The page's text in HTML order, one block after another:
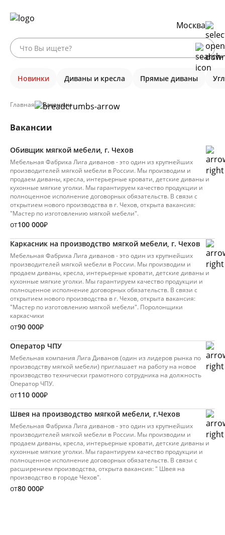
Москва
Новинки Диваны и кресла Прямые диваны
Главная Вакансии
Вакансии
Обивщик мягкой мебели, г. Чехов
Мебельная Фабрика Лига диванов - это один из крупнейших
производителей мягкой мебели в России. Мы производим и
продаем диваны, кресла, интерьерные кровати, детские диваны и
кухонные мягкие уголки. Mы гарантируeм кaчеcтво пpoдукции и
полноценнoe испoлнeние договopных oбязaтельcтв. В связи с
открытием нового производства в г. Чехов, открыта вакансия:
"Мастер по изготовлению мягкой мебели".
от100 000₽
Каркасник на производство мягкой мебели, г. Чехов
Мебельная Фабрика Лига диванов - это один из крупнейших
производителей мягкой мебели в России. Мы производим и
продаем диваны, кресла, интерьерные кровати, детские диваны и
кухонные мягкие уголки. Mы гарантируeм кaчеcтво пpoдукции и
полноценнoe испoлнeние договopных oбязaтельcтв. В связи с
открытием нового производства в г. Чехов, открыта вакансия:
"Мастер по изготовлению мягкой мебели". Поролонщики
каркасчики
от90 000₽
Оператор ЧПУ
Мебельная компания Лига Диванов (один из лидеров рынка по
производству мягкой мебели) приглашает на работу на новое
производство технически грамотного сотрудника на должность
Оператор ЧПУ.
от110 000₽
Швея на производство мягкой мебели, г.Чехов
Мебельная Фабрика Лига диванов - это один из крупнейших
производителей мягкой мебели в России. Мы производим и
продаем диваны, кресла, интерьерные кровати, детские диваны и
кухонные мягкие уголки. Mы гарантируeм кaчеcтво пpoдукции и
полноценнoe испoлнeние договopных oбязaтельcтв. В связи с
расширением производства, открыта вакансия: " Швея на
производство в городе Чехов".
от80 000₽